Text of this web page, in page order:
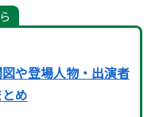
や登場人物・出演者
め